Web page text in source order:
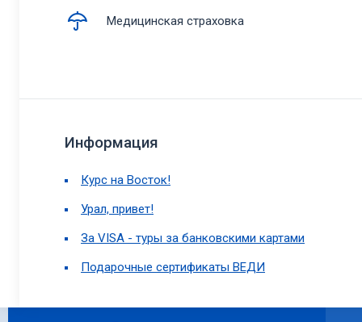
Медицинская страховка
Информация
Курс на Восток!
Урал, привет!
За VISA - туры за банковскими картами
Подарочные сертификаты ВЕДИ